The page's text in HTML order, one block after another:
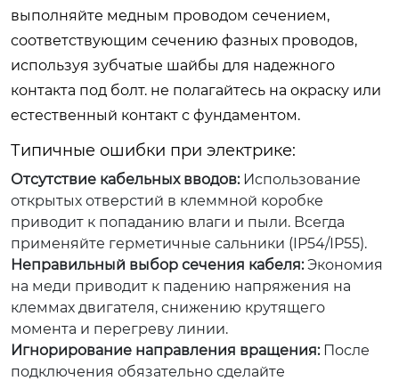
выполняйте медным проводом сечением,
соответствующим сечению фазных проводов,
используя зубчатые шайбы для надежного
контакта под болт. не полагайтесь на окраску или
естественный контакт с фундаментом.
Типичные ошибки при электрике:
Отсутствие кабельных вводов:Использование
открытых отверстий в клеммной коробке
приводит к попаданию влаги и пыли. Всегда
применяйте герметичные сальники (IP54/IP55).
Неправильный выбор сечения кабеля:Экономия
на меди приводит к падению напряжения на
клеммах двигателя, снижению крутящего
момента и перегреву линии.
Игнорирование направления вращения:После
подключения обязательно сделайте